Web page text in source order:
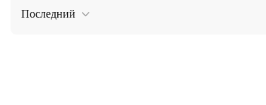
Последний